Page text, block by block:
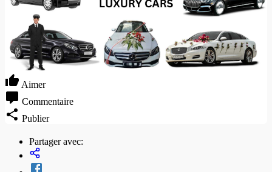
Aimer
Commentaire
Publier
Partager avec: